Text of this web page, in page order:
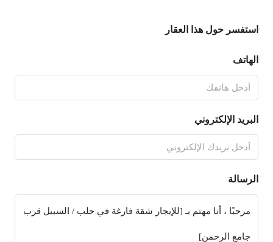
استفسر حول هذا العقار
الهاتف
البريد الإلكتروني
الرسالة